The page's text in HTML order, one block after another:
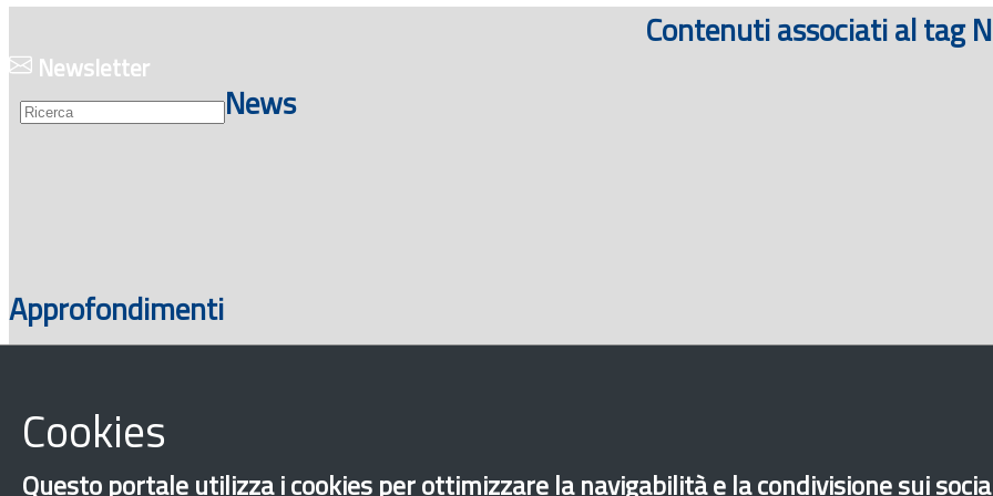
Newsletter
Contenuti associati al tag
News
Approfondimenti
Documenti
Cookies
Questo portale utilizza i cookies per ottimizzare la navigabilità e la condivisione sui